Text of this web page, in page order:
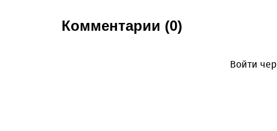
Комментарии (0)
Войти